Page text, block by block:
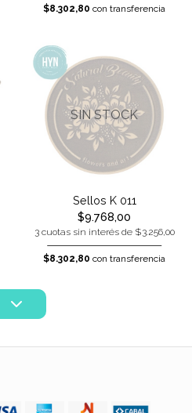
$8.302,80 con transferencia
SIN STOCK
Sellos K 011
$9.768,00
3 cuotas sin interés de $3.256,00
$8.302,80 con transferencia